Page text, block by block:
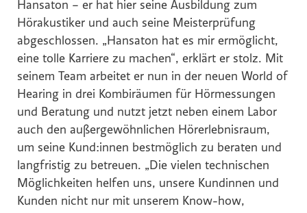
Hansaton – er hat hier seine Ausbildung zum
Hörakustiker und auch seine Meisterprüfung
abgeschlossen. „Hansaton hat es mir ermöglicht,
eine tolle Karriere zu machen“, erklärt er stolz. Mit
seinem Team arbeitet er nun in der neuen World of
Hearing in drei Kombiräumen für Hörmessungen
und Beratung und nutzt jetzt neben einem Labor
auch den außergewöhnlichen Hörerlebnisraum,
um seine Kund:innen bestmöglich zu beraten und
langfristig zu betreuen. „Die vielen technischen
Möglichkeiten helfen uns, unsere Kundinnen und
Kunden nicht nur mit unserem Know-how,